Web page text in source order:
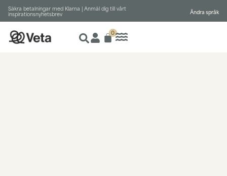
Säkra betalningar med Klarna | Anmäl dig till vårt
inspirationsnyhetsbrev Ändra språk
0